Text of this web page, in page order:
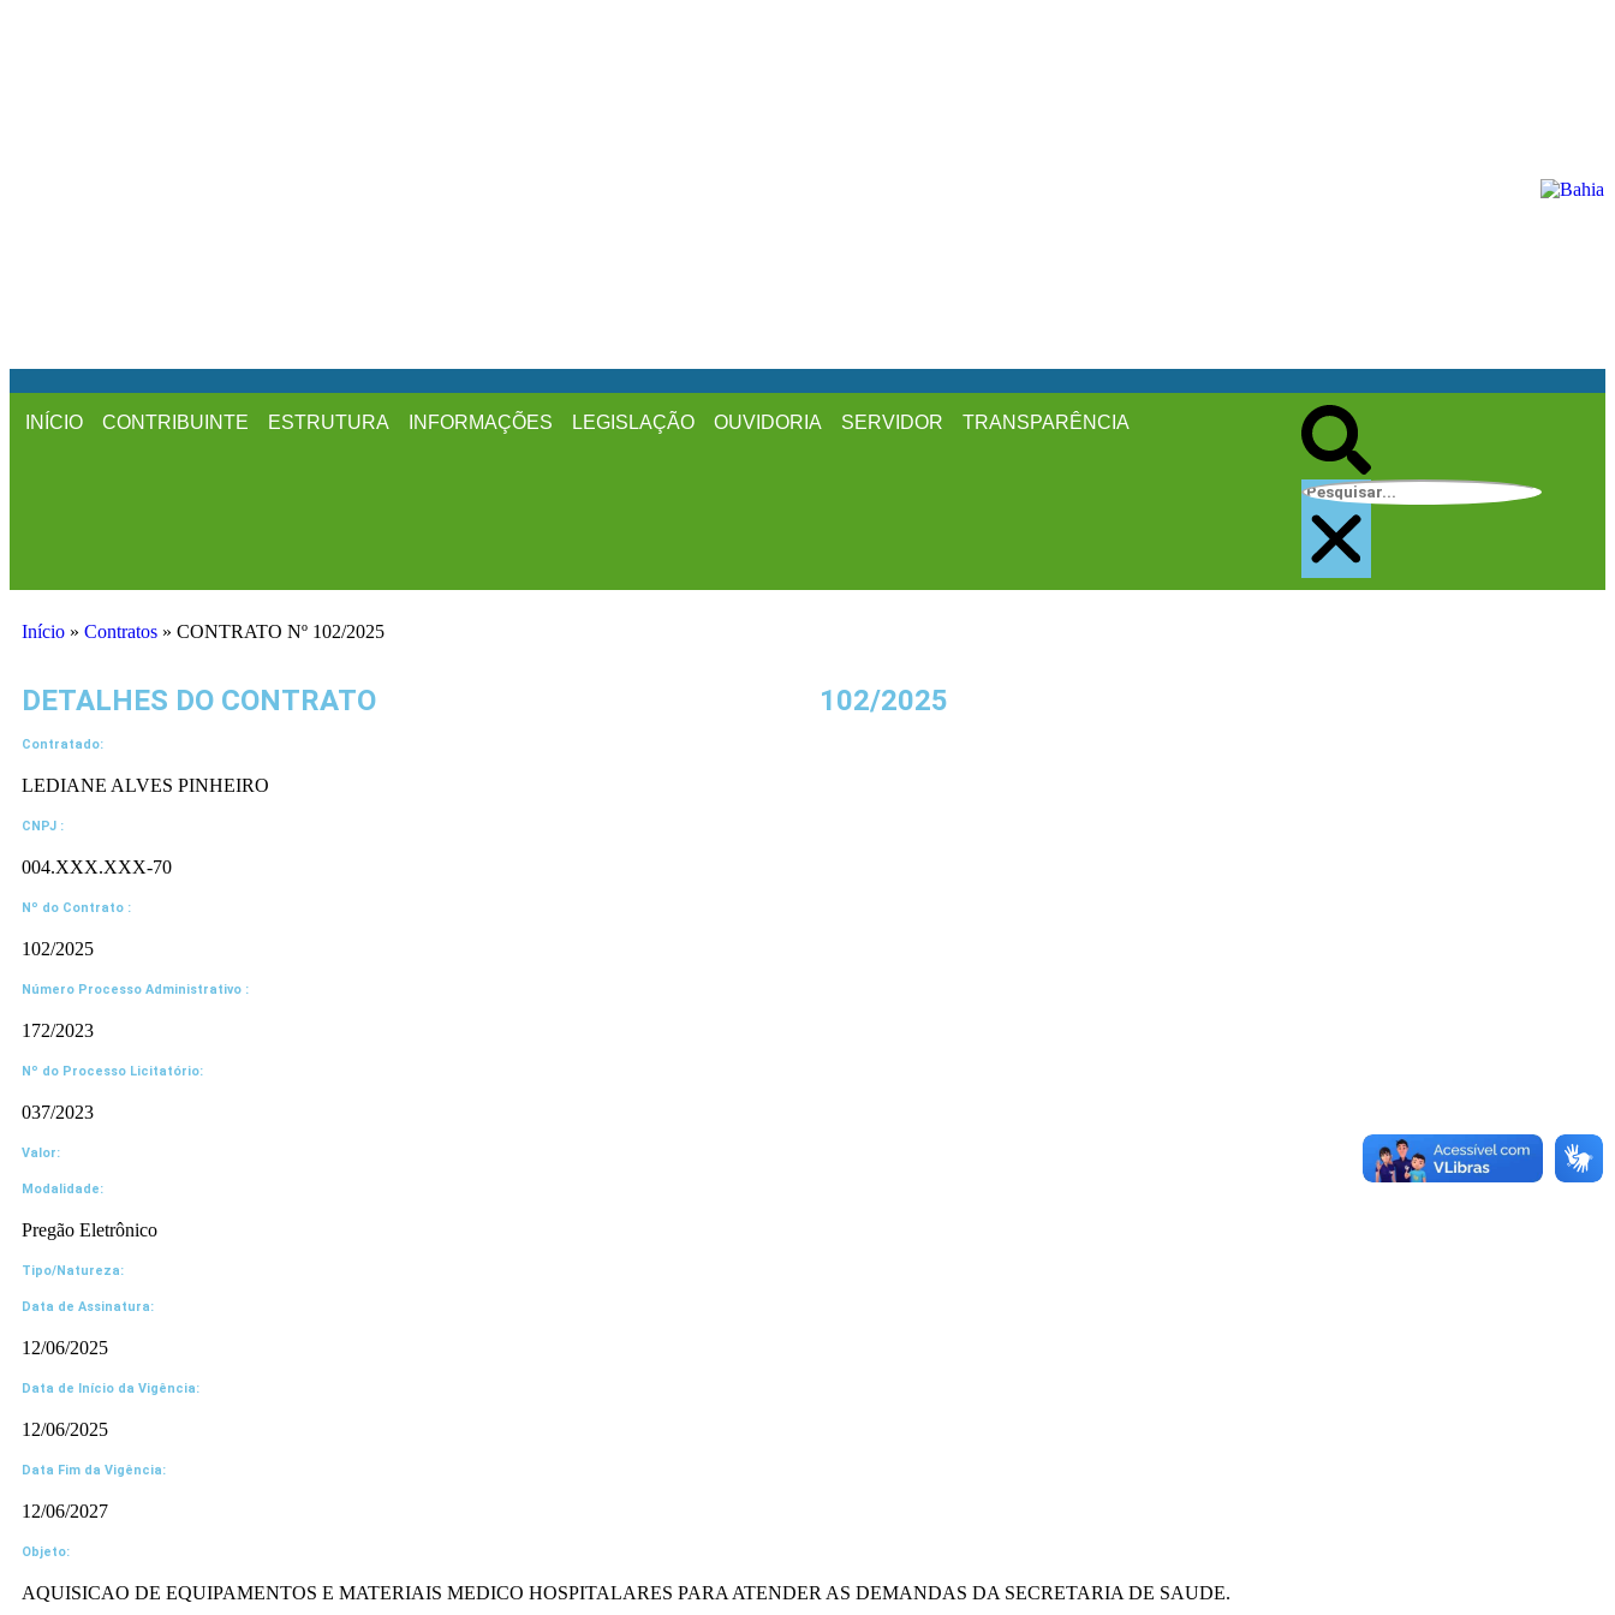
INÍCIO CONTRIBUINTE ESTRUTURA INFORMAÇÕES LEGISLAÇÃO OUVIDORIA SERVIDOR TRANSPARÊNCIA
Início » Contratos » CONTRATO Nº 102/2025
DETALHES DO CONTRATO​ 102/2025
Contratado:
LEDIANE ALVES PINHEIRO
CNPJ :
004.XXX.XXX-70
Nº do Contrato :
102/2025
Número Processo Administrativo :
172/2023
Nº do Processo Licitatório:
037/2023
Valor:
Modalidade:
Pregão Eletrônico
Tipo/Natureza:
Data de Assinatura:
12/06/2025
Data de Início da Vigência:
12/06/2025
Data Fim da Vigência:
12/06/2027
Objeto:
AQUISICAO DE EQUIPAMENTOS E MATERIAIS MEDICO HOSPITALARES PARA ATENDER AS DEMANDAS DA SECRETARIA DE SAUDE.